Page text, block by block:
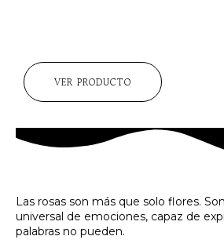
VER PRODUCTO
Las rosas son más que solo flores.
universal de emociones, capaz de
palabras no pueden.